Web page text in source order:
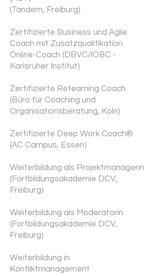
(Tandem, Freiburg)
Zertifizierte Business und Agile
Coach mit Zusatzqualifikation
Online-Coach (DBVC/IOBC -
Karlsruher Institut)
Zertifizierte Reteaming Coach
(Büro für Coaching und
Organisationsberatung, Köln)
Zertifizierte Deep Work Coach®
(AC Campus, Essen)
Weiterbildung als Projektmanagerin
(Fortbildungsakademie DCV,
Freiburg)
Weiterbildung als Moderatorin
(Fortbildungsakademie DCV,
Freiburg)
Weiterbildung in
Konfliktmanagement